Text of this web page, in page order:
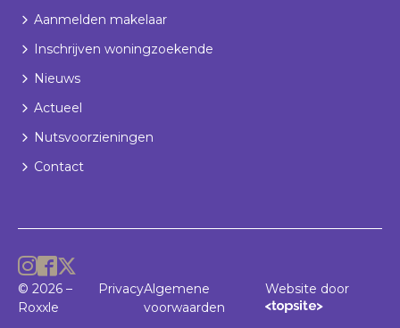
Aanmelden makelaar
Inschrijven woningzoekende
Nieuws
Actueel
Nutsvoorzieningen
Contact
© 2026 –
Roxxle
PrivacyAlgemene
voorwaarden
Website door